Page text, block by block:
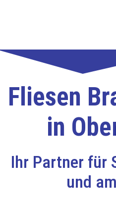
Fliesen
in
Ihr Partner für
und